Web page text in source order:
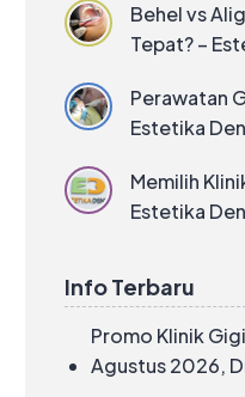
Behel vs
Tepat? –
Perawatan
Estetika
Memilih
Estetika
Info Terbaru
Promo Klinik
Agustus 2026,